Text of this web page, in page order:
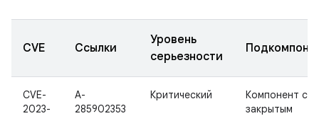
CVE Ссылки
Уровень
серьезности
CVE-
2023-
A-
285902353
Критический
Компонент с
закрытым